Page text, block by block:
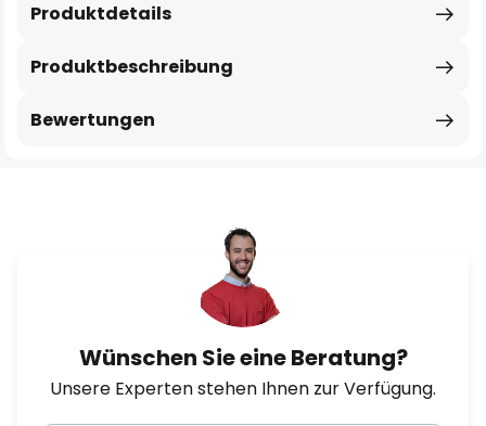
Produktbeschreibung
Produktdetails
Bewertungen
Wünschen Sie eine Beratung?
Unsere Experten stehen Ihnen zur Verfügung.